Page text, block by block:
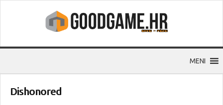
MENI
Dishonored